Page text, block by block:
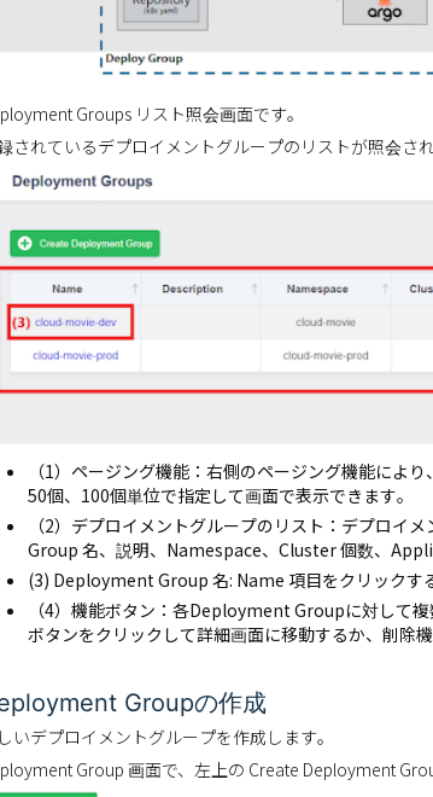
Groups リスト照会画面です。
されているデプロイメントグループのリストが照会され
（1）ページング機能：右側のページング機能によ
50個、100個単位で指定して画面で表示できます。
（2）デプロイメントグループのリスト：デプロイ
Group 名、説明、Namespace、Cluster 個数、
(3) Deployment Group 名: Name 項目をクリックす
（4）機能ボタン：各Deployment Groupに対して複
ボタンをクリックして詳細画面に移動するか、削除機
Groupの作成
いデプロイメントグループを作成します。
Group 画面で、左上の Create Deployment